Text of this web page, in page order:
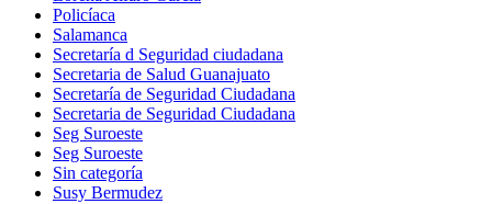
Policíaca
Salamanca
Secretaría d Seguridad ciudadana
Secretaria de Salud Guanajuato
Secretaría de Seguridad Ciudadana
Secretaria de Seguridad Ciudadana
Seg Suroeste
Seg Suroeste
Sin categoría
Susy Bermudez